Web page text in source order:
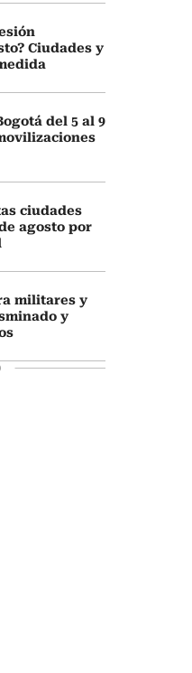
Ciudades y
del 5 al 9
ciudades
agosto por
militares y
y